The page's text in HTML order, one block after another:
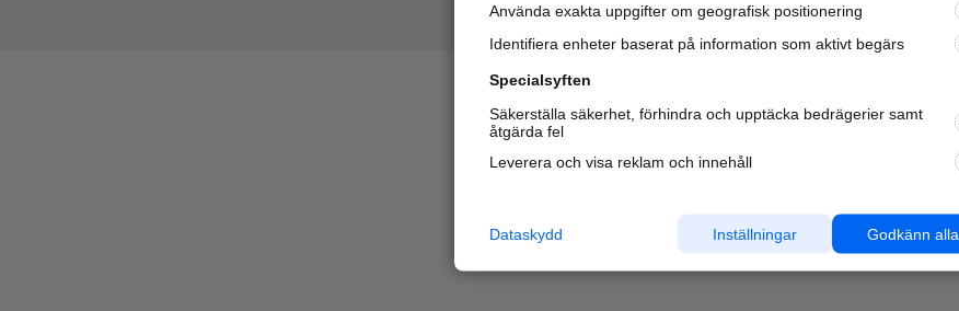
Använda exakta uppgifter om geografisk positionering
Identifiera enheter baserat på information som aktivt begärs
Specialsyften
Säkerställa säkerhet, förhindra och upptäcka bedrägerier samt
åtgärda fel
Leverera och visa reklam och innehåll
Godkänn alla
Inställningar
Dataskydd